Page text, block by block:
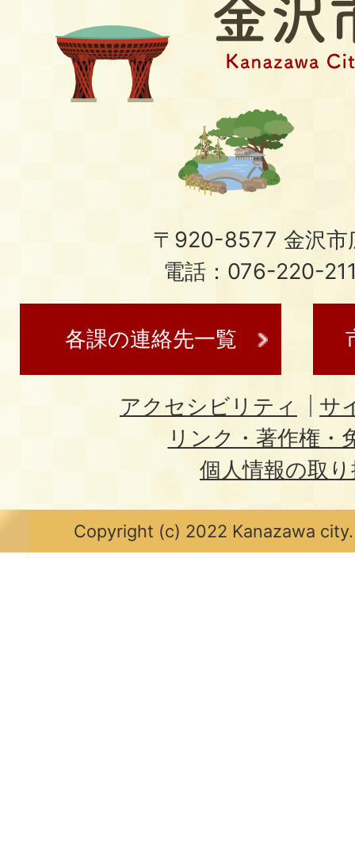
〒920-8577 金沢市
電話：076-220-
各課の連絡先一覧
アクセシビリティ
サ
リンク・著作権・
個人情報の取
Copyright (c) 2022 Kanazawa